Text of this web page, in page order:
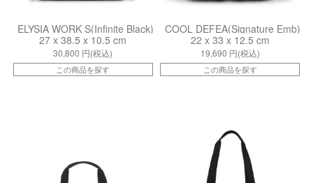
ELYSIA WORK S(Infinite Black)
27 x 38.5 x 10.5 cm
30,800 円(税込)
この商品を探す
COOL DEFEA(Signature Emb)
22 x 33 x 12.5 cm
19,690 円(税込)
この商品を探す